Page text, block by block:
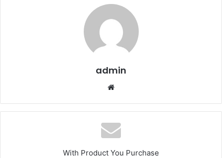
admin
With Product You Purchase